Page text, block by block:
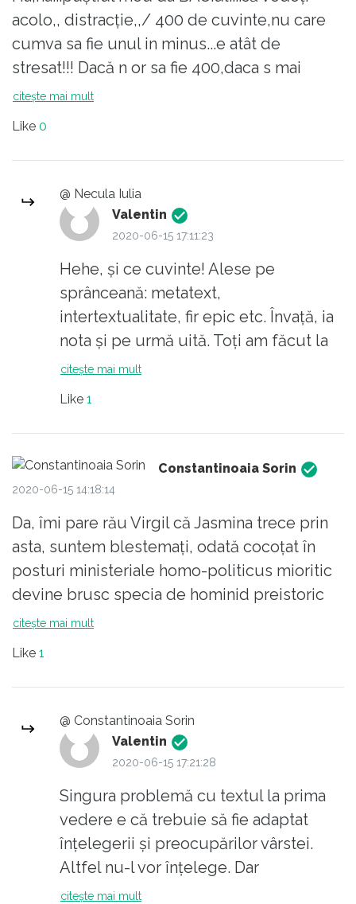
Eu tot am o nedumerire: despre ce
comentarii vorbim la clasa a opta?
acolo,, distracție,,/ 400 de cuvinte,nu care
cumva sa fie unul in minus...e atât de
stresat!!! Dacă n or sa fie 400,daca s mai
putine si pierde la notă...Eu,ca părinte,abia
citește mai mult
Like 0
@ Necula Iulia
Valentin
2020-06-15 17:11:23
Hehe, şi ce cuvinte! Alese pe
sprânceană: metatext,
intertextualitate, fir epic etc. Învaţă, ia
nota şi pe urmă uită. Toţi am făcut la
fel. Ăsta e învăţământul românesc: o
citește mai mult
Like 1
Constantinoaia Sorin
2020-06-15 14:18:14
Da, îmi pare rău Virgil că Jasmina trece prin
asta, suntem blestemați, odată cocoțat în
posturi ministeriale homo-politicus mioritic
devine brusc specia de hominid preistoric
de grotă, grup & familie... incert de clasificat
de analizat un text scris de un
bănățean..Sorin Titel ...
citește mai mult
Like 1
@ Constantinoaia Sorin
Valentin
2020-06-15 17:21:28
Singura problemă cu textul la prima
vedere e că trebuie să fie adaptat
înţelegerii şi preocupărilor vârstei.
Altfel nu-l vor înţelege. Dar
învăţământul românesc e as în a da
citește mai mult